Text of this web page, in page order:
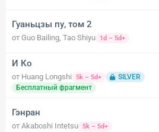
Гуаньцзы пу, том 2
от Guo Bailing, Tao Shiyu 1d – 5d+
И Ко
от Huang Longshi 5k – 5d+
SILVER
Бесплатный фрагмент
Гэнран
от Akaboshi Intetsu 5k – 5d+